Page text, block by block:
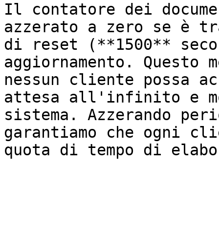
Il contatore dei
azzerato a zero se è
di reset (**1500**
aggiornamento. Questo
nessun cliente possa
attesa all'infinito e
sistema. Azzerando
garantiamo che ogni